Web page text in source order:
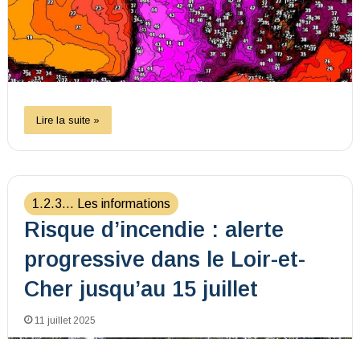
Lire la suite »
1.2.3... Les informations
Risque d’incendie : alerte
progressive dans le Loir-et-
Cher jusqu’au 15 juillet
11 juillet 2025